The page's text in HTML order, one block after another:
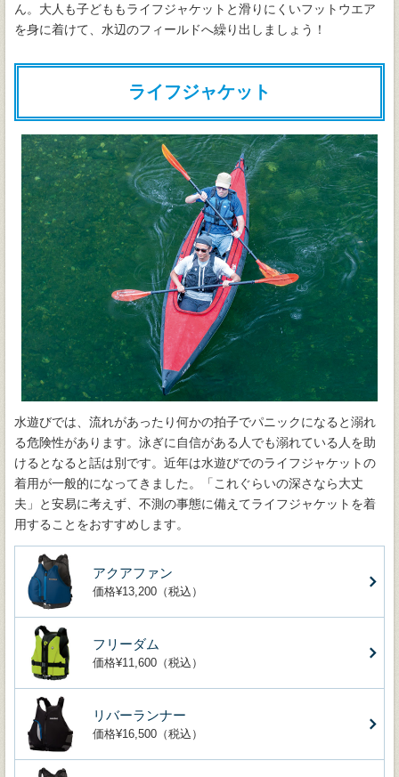
ん。大人も子どももライフジャケットと滑りにくいフットウエア
を身に着けて、水辺のフィールドへ繰り出しましょう！
ライフジャケット
水遊びでは、流れがあったり何かの拍子でパニックになると溺れ
る危険性があります。泳ぎに自信がある人でも溺れている人を助
けるとなると話は別です。近年は水遊びでのライフジャケットの
着用が一般的になってきました。「これぐらいの深さなら大丈
夫」と安易に考えず、不測の事態に備えてライフジャケットを着
用することをおすすめします。
アクアファン
価格¥13,200（税込）
フリーダム
価格¥11,600（税込）
リバーランナー
価格¥16,500（税込）